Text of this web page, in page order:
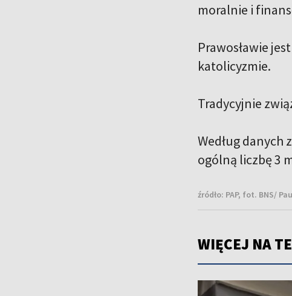
moralnie i
Prawosławie
katolicyzmie.
Tradycyjnie
Według danych
ogólną liczbę 3
źródło: PAP, fot. BNS/
WIĘCEJ NA